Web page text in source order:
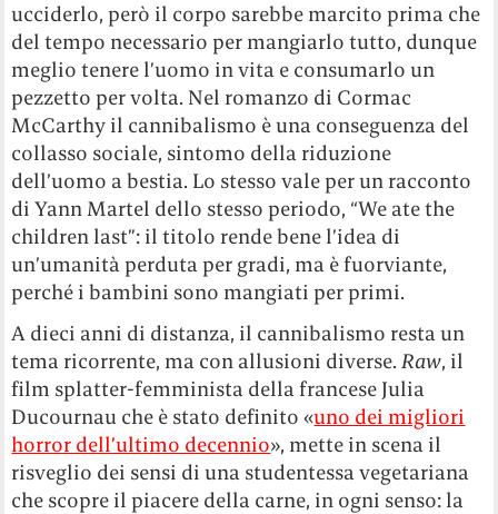
ucciderlo, però il corpo sarebbe marcito prima che
del tempo necessario per mangiarlo tutto, dunque
meglio tenere l’uomo in vita e consumarlo un
pezzetto per volta. Nel romanzo di Cormac
McCarthy il cannibalismo è una conseguenza del
collasso sociale, sintomo della riduzione
dell’uomo a bestia. Lo stesso vale per un racconto
di Yann Martel dello stesso periodo, “We ate the
children last”: il titolo rende bene l’idea di
un’umanità perduta per gradi, ma è fuorviante,
perché i bambini sono mangiati per primi.
A dieci anni di distanza, il cannibalismo resta un
tema ricorrente, ma con allusioni diverse.Raw, il
film splatter-femminista della francese Julia
Ducournau che è stato definito «uno dei migliori
horror dell’ultimo decennio», mette in scena il
risveglio dei sensi di una studentessa vegetariana
che scopre il piacere della carne, in ogni senso: la